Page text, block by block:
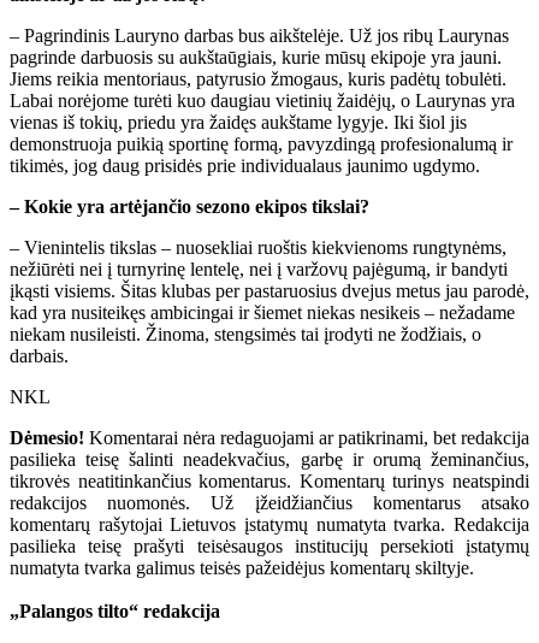
– Pagrindinis Lauryno darbas bus aikštelėje. Už jos ribų Laurynas
pagrinde darbuosis su aukštaūgiais, kurie mūsų ekipoje yra jauni.
Jiems reikia mentoriaus, patyrusio žmogaus, kuris padėtų tobulėti.
Labai norėjome turėti kuo daugiau vietinių žaidėjų, o Laurynas yra
vienas iš tokių, priedu yra žaidęs aukštame lygyje. Iki šiol jis
demonstruoja puikią sportinę formą, pavyzdingą profesionalumą ir
tikimės, jog daug prisidės prie individualaus jaunimo ugdymo.
– Kokie yra artėjančio sezono ekipos tikslai?
– Vienintelis tikslas – nuosekliai ruoštis kiekvienoms rungtynėms,
nežiūrėti nei į turnyrinę lentelę, nei į varžovų pajėgumą, ir bandyti
įkąsti visiems. Šitas klubas per pastaruosius dvejus metus jau parodė,
kad yra nusiteikęs ambicingai ir šiemet niekas nesikeis – nežadame
niekam nusileisti. Žinoma, stengsimės tai įrodyti ne žodžiais, o
darbais.
NKL
Dėmesio! Komentarai nėra redaguojami ar patikrinami, bet redakcija
pasilieka teisę šalinti neadekvačius, garbę ir orumą žeminančius,
tikrovės neatitinkančius komentarus. Komentarų turinys neatspindi
redakcijos nuomonės. Už įžeidžiančius komentarus atsako
komentarų rašytojai Lietuvos įstatymų numatyta tvarka. Redakcija
pasilieka teisę prašyti teisėsaugos institucijų persekioti įstatymų
numatyta tvarka galimus teisės pažeidėjus komentarų skiltyje.
„Palangos tilto“ redakcija